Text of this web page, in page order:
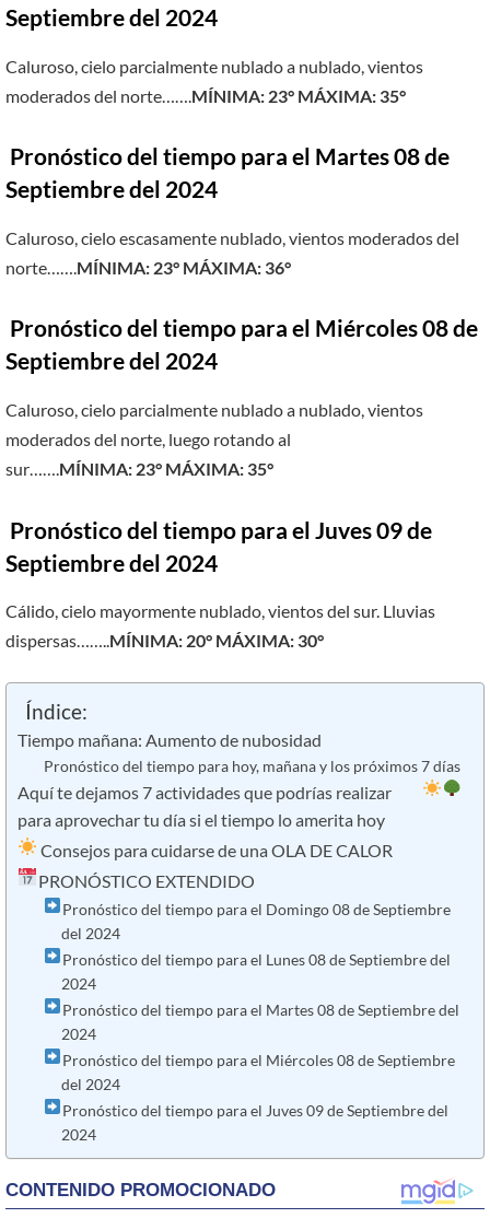
Septiembre del 2024
Caluroso, cielo parcialmente nublado a nublado, vientos
moderados del norte……. MÍNIMA: 23° MÁXIMA: 35°
Pronóstico del tiempo para el Martes 08 de
Septiembre del 2024
Caluroso, cielo escasamente nublado, vientos moderados del
norte……. MÍNIMA: 23° MÁXIMA: 36°
Pronóstico del tiempo para el Miércoles 08 de
Septiembre del 2024
Caluroso, cielo parcialmente nublado a nublado, vientos
moderados del norte, luego rotando al
sur…….MÍNIMA: 23° MÁXIMA: 35°
Pronóstico del tiempo para el Juves 09 de
Septiembre del 2024
Cálido, cielo mayormente nublado, vientos del sur. Lluvias
dispersas……..MÍNIMA: 20° MÁXIMA: 30°
Índice:
Tiempo mañana: Aumento de nubosidad
Pronóstico del tiempo para hoy, mañana y los próximos 7 días
Aquí te dejamos 7 actividades que podrías realizar
para aprovechar tu día si el tiempo lo amerita hoy
Consejos para cuidarse de una OLA DE CALOR
PRONÓSTICO EXTENDIDO
Pronóstico del tiempo para el Domingo 08 de Septiembre
del 2024
Pronóstico del tiempo para el Lunes 08 de Septiembre del
2024
Pronóstico del tiempo para el Martes 08 de Septiembre del
2024
Pronóstico del tiempo para el Miércoles 08 de Septiembre
del 2024
Pronóstico del tiempo para el Juves 09 de Septiembre del
2024